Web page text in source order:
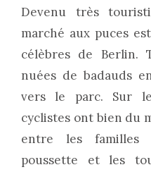
Devenu très
marché aux puces
célèbres de Berlin.
nuées de badauds
vers le parc. Sur
cyclistes ont bien du
entre les familles
poussette et les